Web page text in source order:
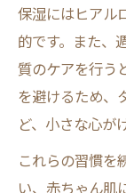
保湿にはヒアル
的です。また、
質のケアを行う
を避けるため、
ど、小さな心が
これらの習慣を
い、赤ちゃん肌